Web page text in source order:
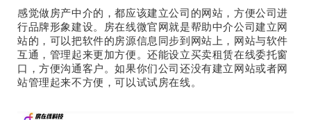
感觉做房产中介的，都应该建立公司的网站，方便公司进
行品牌形象建设。房在线微官网就是帮助中介公司建立网
站的，可以把软件的房源信息同步到网站上，网站与软件
互通，管理起来更加方便。还能设立买卖租赁在线委托窗
口，方便沟通客户。如果你们公司还没有建立网站或者网
站管理起来不方便，可以试试房在线。